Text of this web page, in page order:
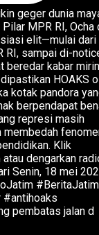
pembatas jalan d